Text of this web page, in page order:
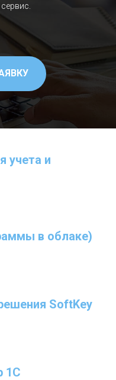
учета и
в облаке)
SoftKey
1С